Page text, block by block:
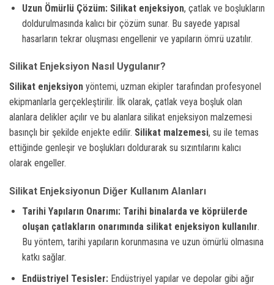
Uzun Ömürlü Çözüm: Silikat enjeksiyon, çatlak ve boşlukların
doldurulmasında kalıcı bir çözüm sunar. Bu sayede yapısal
hasarların tekrar oluşması engellenir ve yapıların ömrü uzatılır.
Silikat Enjeksiyon Nasıl Uygulanır?
Silikat enjeksiyon yöntemi, uzman ekipler tarafından profesyonel
ekipmanlarla gerçekleştirilir. İlk olarak, çatlak veya boşluk olan
alanlara delikler açılır ve bu alanlara silikat enjeksiyon malzemesi
basınçlı bir şekilde enjekte edilir. Silikat malzemesi, su ile temas
ettiğinde genleşir ve boşlukları doldurarak su sızıntılarını kalıcı
olarak engeller.
Silikat Enjeksiyonun Diğer Kullanım Alanları
Tarihi Yapıların Onarımı: Tarihi binalarda ve köprülerde
oluşan çatlakların onarımında silikat enjeksiyon kullanılır.
Bu yöntem, tarihi yapıların korunmasına ve uzun ömürlü olmasına
katkı sağlar.
Endüstriyel Tesisler:Endüstriyel yapılar ve depolar gibi ağır